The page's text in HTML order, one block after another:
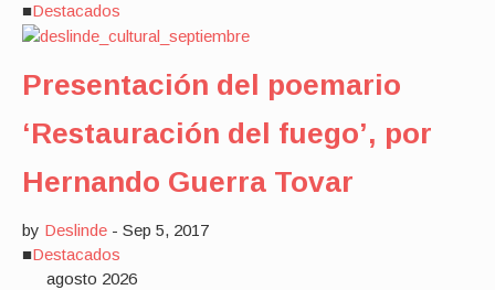
■Destacados
Presentación del poemario
‘Restauración del fuego’, por
Hernando Guerra Tovar
by Deslinde - Sep 5, 2017
■Destacados
agosto 2026